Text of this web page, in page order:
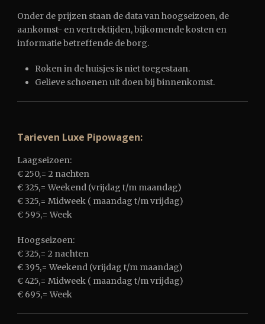
Onder de prijzen staan de data van hoogseizoen, de
aankomst- en vertrektijden, bijkomende kosten en
informatie betreffende de borg.
Roken in de huisjes is niet toegestaan.
Gelieve schoenen uit doen bij binnenkomst.
Tarieven Luxe Pipowagen:
Laagseizoen:
€ 250,= 2 nachten
€ 325,= Weekend (vrijdag t/m maandag)
€ 325,= Midweek ( maandag t/m vrijdag)
€ 595,= Week
Hoogseizoen:
€ 325,= 2 nachten
€ 395,= Weekend (vrijdag t/m maandag)
€ 425,= Midweek ( maandag t/m vrijdag)
€ 695,= Week